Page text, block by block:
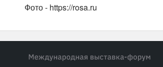
Фото - https://rosa.ru